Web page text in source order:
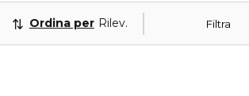
Filtra
Ordina per Rilevanza